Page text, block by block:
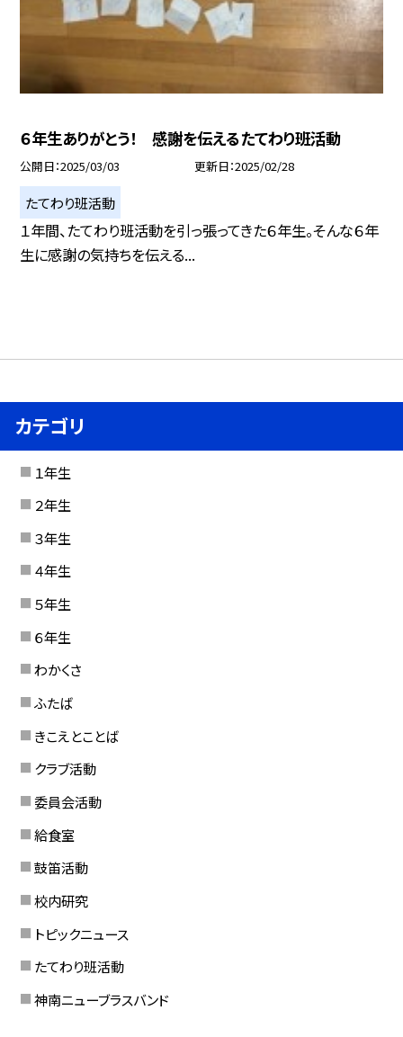
６年生ありがとう！ 感謝を伝えるたてわり班活動
公開日 2025/03/03 更新日 2025/02/28
たてわり班活動
１年間、たてわり班活動を引っ張ってきた６年生。そんな６年
生に感謝の気持ちを伝える...
カテゴリ
１年生
２年生
３年生
４年生
５年生
６年生
わかくさ
ふたば
きこえとことば
クラブ活動
委員会活動
給食室
鼓笛活動
校内研究
トピックニュース
たてわり班活動
神南ニューブラスバンド